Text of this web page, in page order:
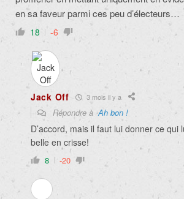
en sa faveur parmi ces peu d’électeurs…
18 -6
Jack Off 3 mois il y a
Répondre àAh bon !
D’accord, mais il faut lui donner ce qui
belle en crisse!
8 -20